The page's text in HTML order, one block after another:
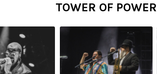
TOWER OF POWER